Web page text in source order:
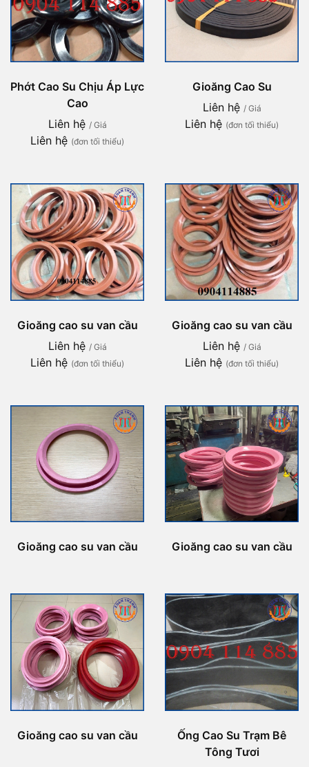
Phớt Cao Su Chịu Áp Lực
Cao
Liên hệ / Giá
Liên hệ (đơn tối thiểu)
Gioăng Cao Su
Liên hệ / Giá
Liên hệ (đơn tối thiểu)
Gioăng cao su van cầu
Liên hệ / Giá
Liên hệ (đơn tối thiểu)
Gioăng cao su van cầu
Liên hệ / Giá
Liên hệ (đơn tối thiểu)
Gioăng cao su van cầu Gioăng cao su van cầu
Gioăng cao su van cầu
Ống Cao Su Trạm Bê
Tông Tươi